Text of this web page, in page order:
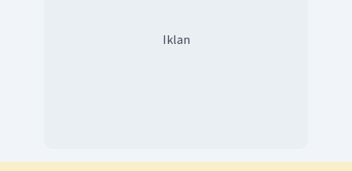
Iklan